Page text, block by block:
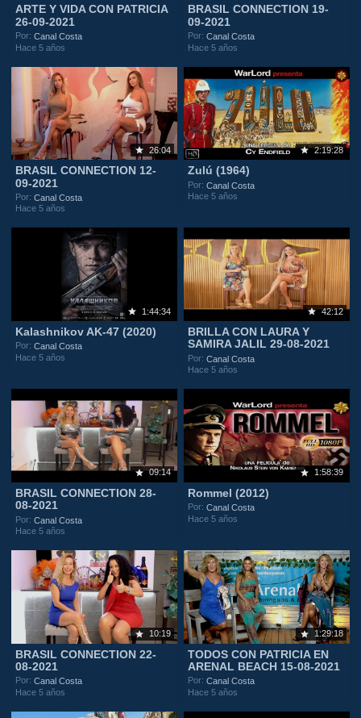
ARTE Y VIDA CON PATRICIA
26-09-2021
Por:Canal Costa
Hace 5 años
BRASIL CONNECTION 19-
09-2021
Por:Canal Costa
Hace 5 años
26:04
BRASIL CONNECTION 12-
09-2021
Por:Canal Costa
Hace 5 años
2:19:28
Zulú (1964)
Por:Canal Costa
Hace 5 años
1:44:34
Kalashnikov AK-47 (2020)
Por:Canal Costa
Hace 5 años
42:12
BRILLA CON LAURA Y
SAMIRA JALIL 29-08-2021
Por:Canal Costa
Hace 5 años
09:14
BRASIL CONNECTION 28-
08-2021
Por:Canal Costa
Hace 5 años
1:58:39
Rommel (2012)
Por:Canal Costa
Hace 5 años
10:19
BRASIL CONNECTION 22-
08-2021
Por:Canal Costa
Hace 5 años
1:29:18
TODOS CON PATRICIA EN
ARENAL BEACH 15-08-2021
Por:Canal Costa
Hace 5 años